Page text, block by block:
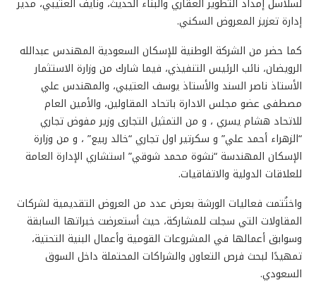
لسلاسل إمداد التطوير العقاري والبناء الحديث، ونايف العتيبي، مدير
إدارة تعزيز المعروض السكني.
كما حضر من الشركة الوطنية للإسكان السعودية المهندس عبدالله
الرويضان، نائب الرئيس التنفيذي، فيما شارك من وزارة الاستثمار
الأستاذ ناصر السند والأستاذ يوسف العتيبي، والمهندس علي
مصطفى عضو مجلس الادارة باتحاد المقاولين، والأمين العام
للاتحاد هشام يسري ، و من التمثيل التجارى وزير مفوض تجاري
“الزهراء أحمد علي” و سكرتير اول تجاري “خالد ربيع” ، و من وزارة
الإسكان المهندسة “نشوة محمد شوقي” استشاري الإدارة العامة
للعلاقات الدولية والاتفاقيات.
واختُتمت فعاليات الورشة بعرض عدد من العروض التقديمية لشركات
المقاولات التي سجلت للمشاركة، حيث أستعرضت خبراتها السابقة
وسوابق أعمالها في المشروعات القومية وأعمال البنية التحتية،
تمهيدًا لبحث فرص التعاون والشراكات المحتملة داخل السوق
السعودي.